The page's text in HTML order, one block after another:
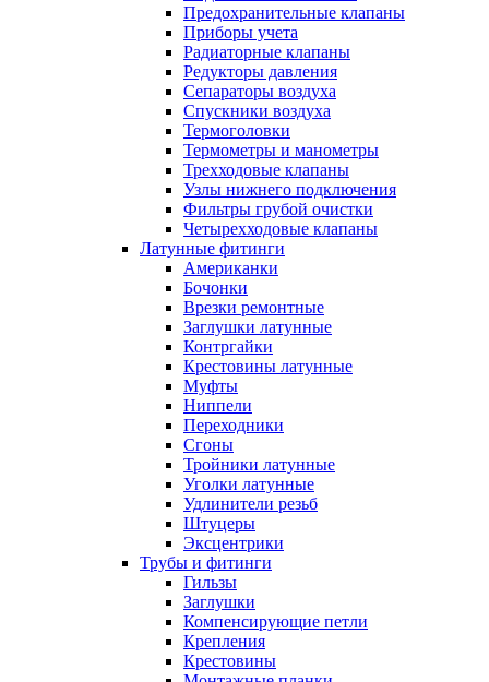
Предохранительные клапаны
Приборы учета
Радиаторные клапаны
Редукторы давления
Сепараторы воздуха
Спускники воздуха
Термоголовки
Термометры и манометры
Трехходовые клапаны
Узлы нижнего подключения
Фильтры грубой очистки
Четырехходовые клапаны
Латунные фитинги
Американки
Бочонки
Врезки ремонтные
Заглушки латунные
Контргайки
Крестовины латунные
Муфты
Ниппели
Переходники
Сгоны
Тройники латунные
Уголки латунные
Удлинители резьб
Штуцеры
Эксцентрики
Трубы и фитинги
Гильзы
Заглушки
Компенсирующие петли
Крепления
Крестовины